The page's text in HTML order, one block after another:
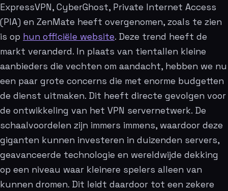
ExpressVPN, CyberGhost, Private Internet Access
(PIA) en ZenMate heeft overgenomen, zoals te zien
is op hun officiële website. Deze trend heeft de
markt veranderd. In plaats van tientallen kleine
aanbieders die vechten om aandacht, hebben we nu
een paar grote concerns die met enorme budgetten
de dienst uitmaken. Dit heeft directe gevolgen voor
de ontwikkeling van het VPN servernetwerk. De
schaalvoordelen zijn immers immens, waardoor deze
giganten kunnen investeren in duizenden servers,
geavanceerde technologie en wereldwijde dekking
op een niveau waar kleinere spelers alleen van
kunnen dromen. Dit leidt daardoor tot een zekere